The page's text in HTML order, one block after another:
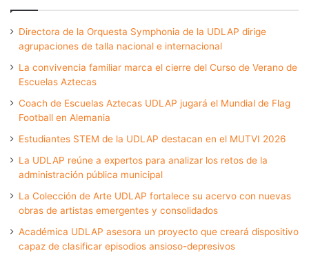
Directora de la Orquesta Symphonia de la UDLAP dirige
agrupaciones de talla nacional e internacional
La convivencia familiar marca el cierre del Curso de Verano de
Escuelas Aztecas
Coach de Escuelas Aztecas UDLAP jugará el Mundial de Flag
Football en Alemania
Estudiantes STEM de la UDLAP destacan en el MUTVI 2026
La UDLAP reúne a expertos para analizar los retos de la
administración pública municipal
La Colección de Arte UDLAP fortalece su acervo con nuevas
obras de artistas emergentes y consolidados
Académica UDLAP asesora un proyecto que creará dispositivo
capaz de clasificar episodios ansioso-depresivos